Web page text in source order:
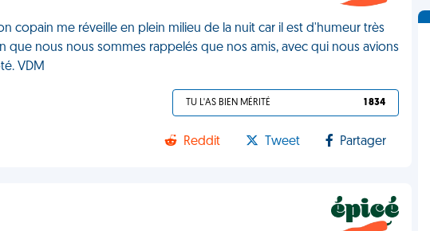
copain me réveille en plein milieu de la nuit car il est d'humeur très
que nous nous sommes rappelés que nos amis, avec qui nous avions
VDM
TU L'AS BIEN MÉRITÉ 1 834
Reddit Tweet Partager